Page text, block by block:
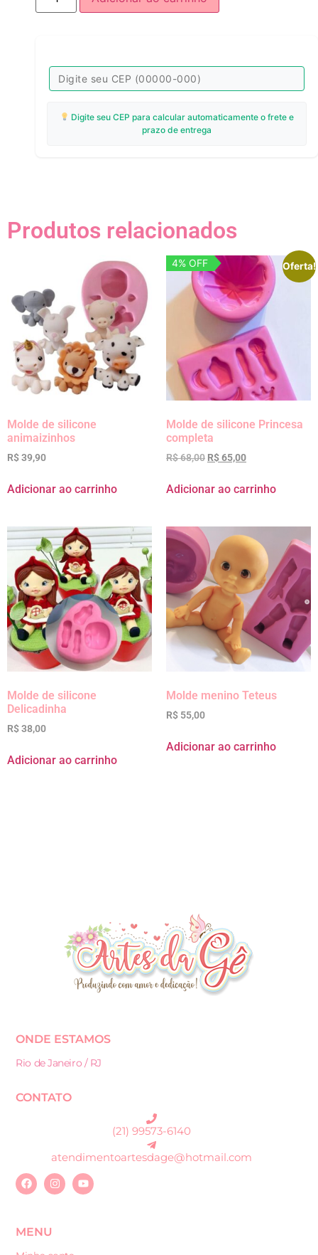
Digite seu CEP para calcular automaticamente o frete e
prazo de entrega
Produtos relacionados
Molde de silicone
animaizinhos
R$39,90
Adicionar ao carrinho
Oferta!
4% OFF
Molde de silicone Princesa
completa
R$68,00 R$65,00
Adicionar ao carrinho
Molde de silicone
Delicadinha
R$38,00
Adicionar ao carrinho
Molde menino Teteus
R$ 55,00
Adicionar ao carrinho
ONDE ESTAMOS
Rio de Janeiro / RJ
CONTATO
(21) 99573-6140
atendimentoartesdage@hotmail.com
MENU